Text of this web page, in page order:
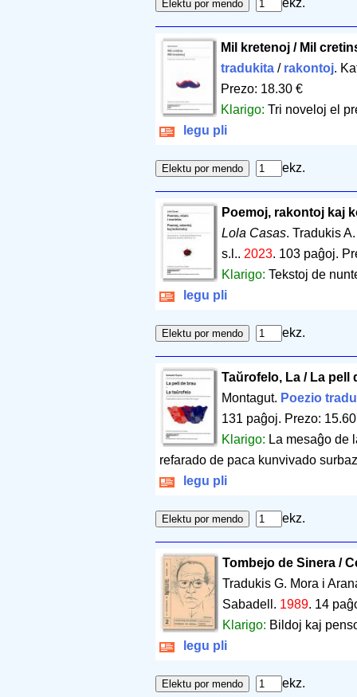
ekz.
Mil kretenoj / Mil
tradukita/ rakontoj.
Prezo: 18.30 €
Klarigo: Tri noveloj el
legu pli
ekz.
Poemoj, rakontoj kaj
Lola Casas. Tradukis
s.l.. 2023. 103 paĝoj.
Klarigo: Tekstoj de
legu pli
ekz.
Taŭrofelo, La / La pell
Montagut. Poezio
131 paĝoj. Prezo:
Klarigo: La mesaĝo de
refarado de paca kunvivado
legu pli
ekz.
Tombejo de Sinera /
Tradukis G. Mora i
Sabadell. 1989. 14
Klarigo: Bildoj kaj
legu pli
ekz.